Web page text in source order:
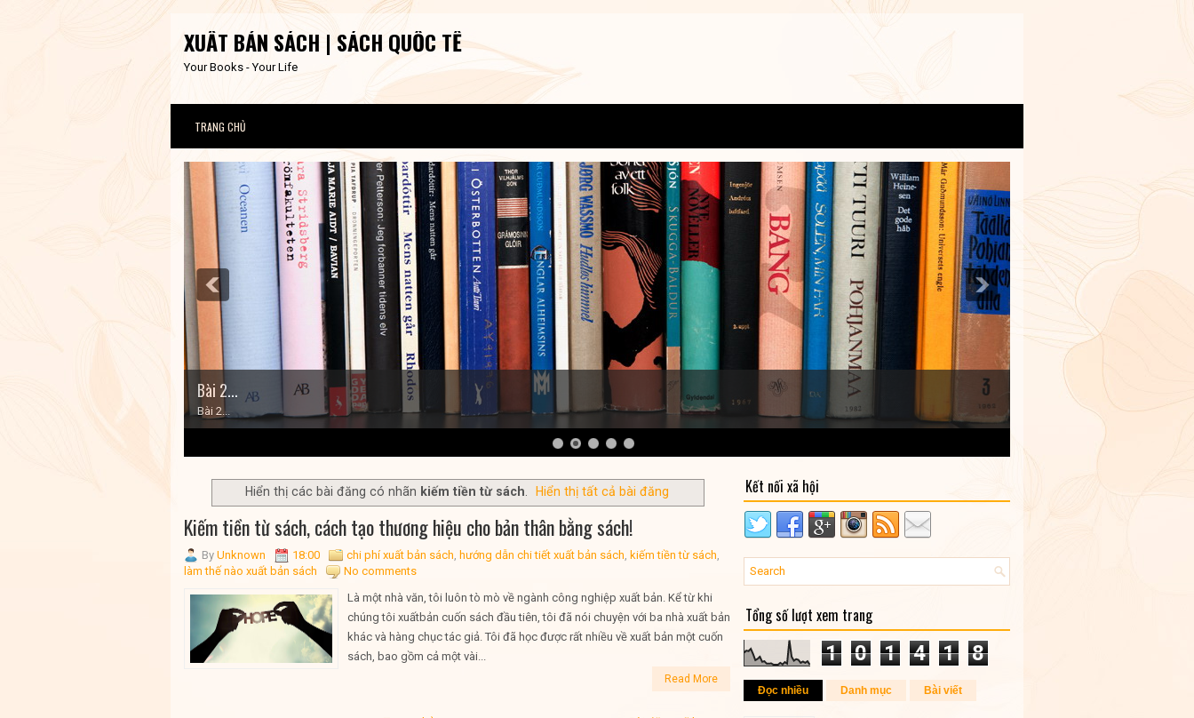
XUẤT BẢN SÁCH | SÁCH QUỐC TẾ
Your Books - Your Life
TRANG CHỦ
Bài 2...
Bài 2...
Hiển thị các bài đăng có nhãn kiếm tiền từ sách. Hiển thị tất cả bài đăng
Kiếm tiền từ sách, cách tạo thương hiệu cho bản thân bằng sách!
By Unknown 18:00 chi phí xuất bản sách hướng dẫn chi tiết xuất bản sách kiếm tiền từ sách
làm thế nào xuất bản sách
No comments
Là một nhà văn, tôi luôn tò mò về ngành công nghiệp xuất bản. Kể từ khi
chúng tôi xuấtbản cuốn sách đầu tiên, tôi đã nói chuyện với ba nhà xuất bản
khác và hàng chục tác giả. Tôi đã học được rất nhiều về xuất bản một cuốn
sách, bao gồm cả một vài...
Read More
Kết nối xã hội
Tổng số lượt xem trang
1 0 1 4 1 8
Đọc nhiều Danh mục Bài viết